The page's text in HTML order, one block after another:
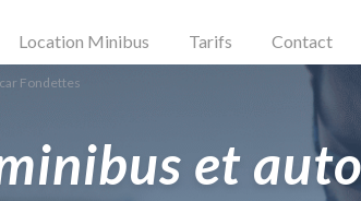
Location Minibus Tarifs Contact
Fondettes
et